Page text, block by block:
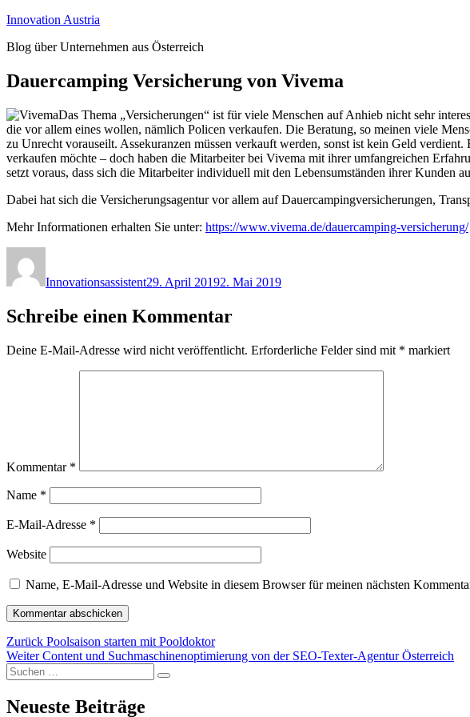
Zum
springen
Innovation Austria
Blog über Unternehmen aus Österreich
Dauercamping Versicherung von Vivema
Das Thema „Versicherungen“ ist für viele Menschen auf Anhieb nicht sehr
die vor allem eines wollen, nämlich Policen verkaufen. Die Beratung, so meinen viele
zu Unrecht vorauseilt. Assekuranzen müssen verkauft werden, sonst ist kein Geld
verkaufen möchte – doch haben die Mitarbeiter bei Vivema mit ihrer umfangreichen
setzt voraus, dass sich die Mitarbeiter individuell mit den Lebensumständen ihrer Kunden
Dabei hat sich die Versicherungsagentur vor allem auf Dauercampingversicherungen,
Mehr Informationen erhalten Sie unter: https://www.vivema.de/dauercamping-versicherung/
Innovationsassistent29. April 20192. Mai 2019
Schreibe einen Kommentar
Deine E-Mail-Adresse wird nicht veröffentlicht. Erforderliche Felder sind mit * markiert
Kommentar *
Name *
E-Mail-Adresse *
Website
Name, E-Mail-Adresse und Website in diesem Browser für meinen nächsten
Beitragsnavigation
Zurück Vorheriger
Beitrag:
Poolsaison starten mit Pooldoktor
Weiter Nächster
Beitrag:
Content und Suchmaschinenoptimierung von der SEO-Texter-Agentur Österreich
Suchen
nach:
Suchen
Neueste Beiträge